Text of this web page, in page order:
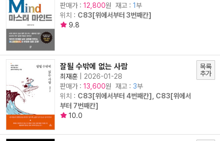
판매가 : 12,800원 재고 : 1부
위치 : C83[위에서부터 3번째칸]
9.8
잘될 수밖에 없는 사람
최재훈
2026-01-28
판매가 : 13,600원 재고 : 3부
위치 : C83[위에서부터 4번째칸], C83[위에서
부터 7번째칸]
10.0
목록
추가